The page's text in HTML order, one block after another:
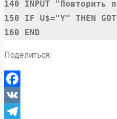
140 INPUT "Повторить
150 IF U$="Y" THEN
160 END
Поделиться:
Facebook
VK